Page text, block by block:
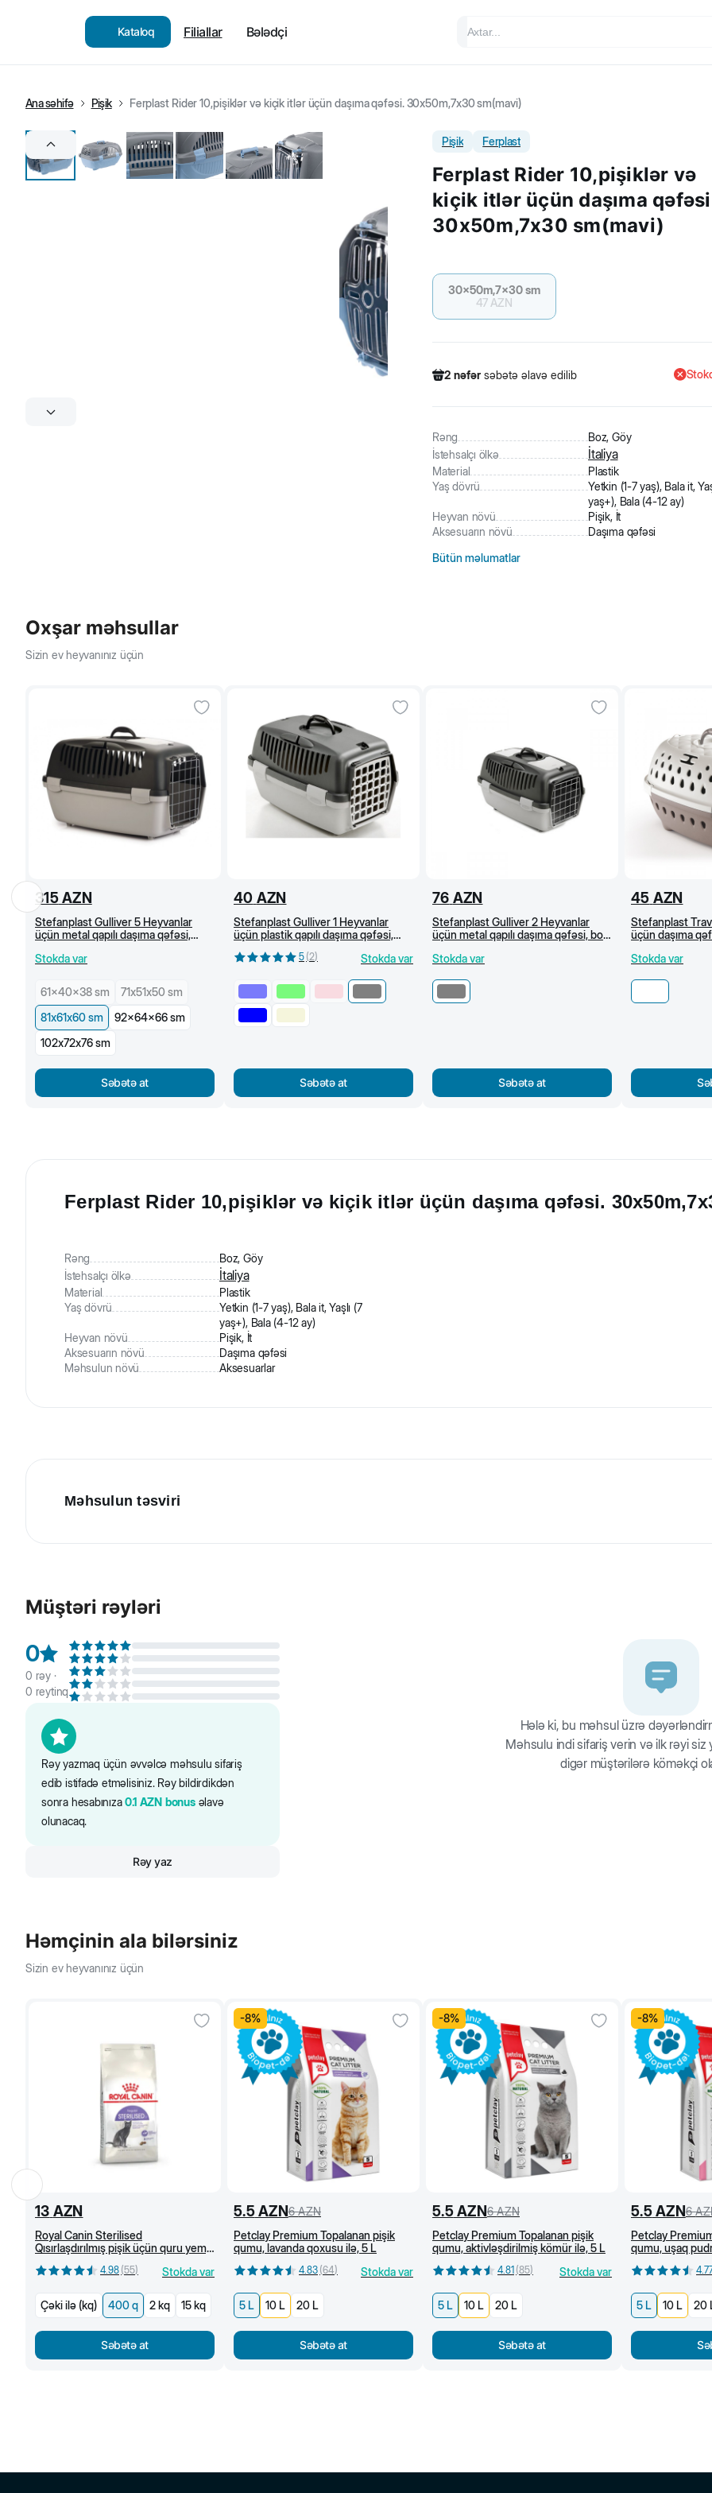
Kataloq Filiallar Bələdçi
Ana səhifə Pişik Ferplast Rider 10,pişiklər və kiçik itlər üçün daşıma qəfəsi. 30x50m,7x30 sm(mavi)
Pişik Ferplast
Ferplast Rider 10,pişiklər və
kiçik itlər üçün daşıma
30x50m,7x30 sm(mavi)
2 nəfər səbətə əlavə edilib
2 nəfər
30x50m,7x30 sm
47 AZN
Rəng
Boz, Göy
İstehsalçı ölkə
İtaliya
Material
Plastik
Yaş dövrü
Yetkin (1-7 yaş), Bala it,
yaş+), Bala (4-12 ay)
Heyvan növü
Pişik, İt
Aksesuarın növü
Daşıma qəfəsi
Bütün məlumatlar
Oxşar məhsullar
Sizin ev heyvanınız üçün
315 AZN
Stefanplast Gulliver 5 Heyvanlar
üçün metal qapılı daşıma qəfəsi,
Stokda var
61x40x38 sm
71х51х50 sm
81х61х60 sm
92x64x66 sm
102х72х76 sm
Səbətə at
40 AZN
Stefanplast Gulliver 1 Heyvanlar
üçün plastik qapılı daşıma qəfəsi,
5 (2) Stokda var
Səbətə at
76 AZN
Stefanplast Gulliver 2 Heyvanlar
üçün metal qapılı daşıma qəfəsi, boz,
Stokda var
Səbətə at
45 AZN
Stefanplast
üçün daşıma
Stokda var
Ferplast Rider 10,pişiklər və kiçik itlər üçün daşıma qəfəsi.
Rəng
Boz, Göy
İstehsalçı ölkə
İtaliya
Material
Plastik
Yaş dövrü
Yetkin (1-7 yaş), Bala it, Yaşlı (7
yaş+), Bala (4-12 ay)
Heyvan növü
Pişik, İt
Aksesuarın növü
Daşıma qəfəsi
Məhsulun növü
Aksesuarlar
Məhsulun təsviri
mövcuddur.Optimal görünməsini təmin etmək və havalandırma üçün deliklər mövcuddur.Daşınarkən it və ya pişik üçün
forma hazırlanmışdır, qapalı kliplərlə təchiz olunmuş qapı və yan tərəflərdəki möhkəm qarmaqlar heyvanın içəridə təhlükəsiz
Müştəri rəyləri
0
0 rəy ·
0 reytinq
Rəy yazmaq üçün əvvəlcə məhsulu sifariş
edib istifadə etməlisiniz. Rəy bildirdikdən
sonra hesabınıza0.1 AZN bonusəlavə
olunacaq.
Rəy yaz
Hələ ki, bu məhsul üzrə
Məhsulu indi sifariş verin və ilk rəyi siz
digər müştərilərə köməkçi
Həmçinin ala bilərsiniz
Sizin ev heyvanınız üçün
13 AZN
Royal Canin Sterilised
Qısırlaşdırılmış pişik üçün quru yem,
4.98 (55) Stokda var
Çəki ilə (kq) 400 q 2 kq 15 kq
Səbətə at
-8%
5.5 AZN6 AZN
Petclay Premium Topalanan pişik
qumu, lavanda qoxusu ilə, 5 L
4.83 (64) Stokda var
5 L 10 L 20 L
Səbətə at
-8%
5.5 AZN6 AZN
Petclay Premium Topalanan pişik
qumu, aktivləşdirilmiş kömür ilə, 5 L
4.81 (85) Stokda var
5 L 10 L 20 L
Səbətə at
-8%
5.5 AZN6
Petclay
qumu, uşaq
5 L 10 L 20